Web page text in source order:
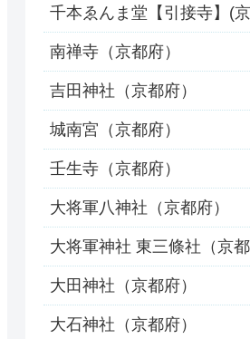
千本ゑんま堂【引接寺】(
南禅寺（京都府）
吉田神社（京都府）
城南宮（京都府）
壬生寺（京都府）
大将軍八神社（京都府）
大将軍神社 東三條社（京都
大田神社（京都府）
大石神社（京都府）